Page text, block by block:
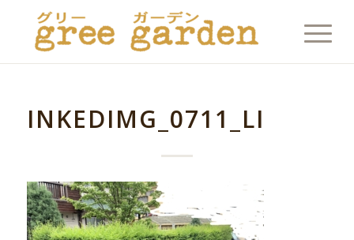
INKEDIMG_0711_LI